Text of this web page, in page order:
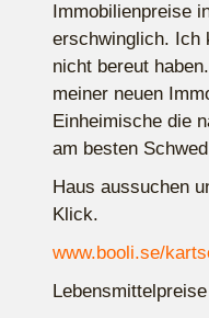
Immobilienpreise
erschwinglich. Ich
nicht bereut
meiner neuen
Einheimische die
am besten
Haus aussuchen
Klick.
www.booli.se/